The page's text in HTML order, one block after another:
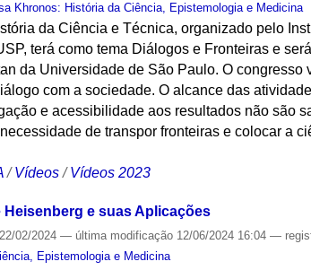
Khronos: História da Ciência, Epistemologia e Medicina
da Ciência e Técnica, organizado pelo
terá como tema Diálogos e Fronteiras e
da Universidade de São Paulo. O
com a sociedade. O alcance das
e acessibilidade aos resultados não são
de transpor fronteiras e colocar a
/Vídeos /Vídeos 2023
e suas Aplicações
22/02/2024— última modificação 12/06/2024 16:04—
Epistemologia e Medicina